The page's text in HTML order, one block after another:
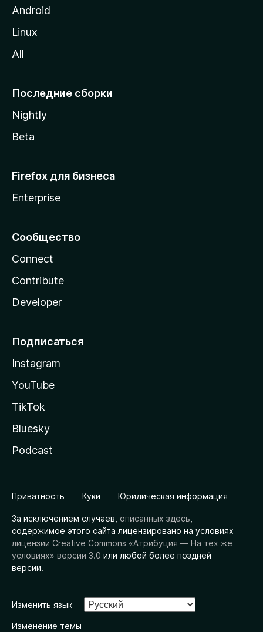
M
i
l
Android
Linux
All
Последние сборки
Nightly
Beta
Firefox для бизнеса
Enterprise
Сообщество
Connect
Contribute
Developer
Подписаться
Instagram
YouTube
TikTok
Bluesky
Podcast
Приватность Куки Юридическая информация
За исключением случаев, описанных здесь
содержимое этого сайта лицензировано на условиях
лицензии Creative Commons «Атрибуция — На тех же
условиях» версии 3.0 или любой более поздней
версии.
Изменить язык
Изменение темы